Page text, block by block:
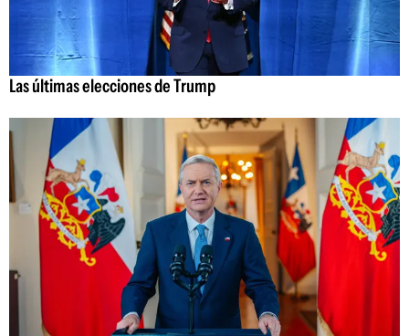
Las últimas elecciones de Trump